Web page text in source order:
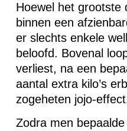
Hoewel het grootste
binnen een
er slechts enkele
beloofd. Bovenal
verliest, na een
aantal extra kilo’s
zogeheten jojo-
Zodra men